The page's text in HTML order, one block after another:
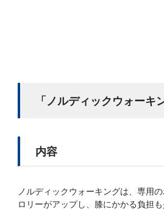
「ノルディックウォーキ
内容
ノルディックウォーキングは、専用
ロリーがアップし、膝にかかる負担